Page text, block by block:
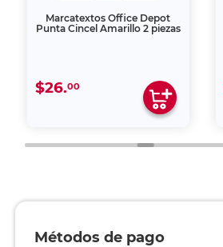
Marcatextos Office Depot
Punta Cincel Amarillo 2 piezas
$26.00
Métodos de pago